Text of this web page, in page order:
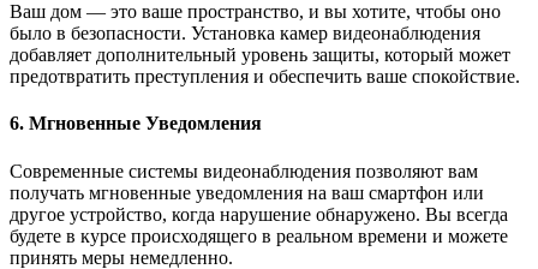
Ваш дом — это ваше пространство, и вы хотите, чтобы оно
было в безопасности. Установка камер видеонаблюдения
добавляет дополнительный уровень защиты, который может
предотвратить преступления и обеспечить ваше спокойствие.
6. Мгновенные Уведомления
Современные системы видеонаблюдения позволяют вам
получать мгновенные уведомления на ваш смартфон или
другое устройство, когда нарушение обнаружено. Вы всегда
будете в курсе происходящего в реальном времени и можете
принять меры немедленно.